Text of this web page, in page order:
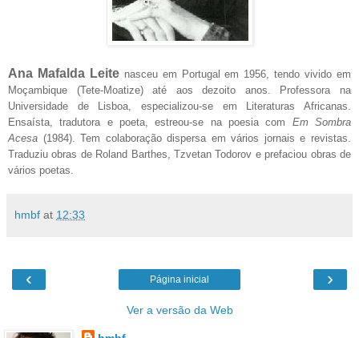
Ana Mafalda Leite nasceu em Portugal em 1956, tendo vivido em
Moçambique (Tete-Moatize) até aos dezoito anos. Professora na
Universidade de Lisboa, especializou-se em Literaturas Africanas.
Ensaísta, tradutora e poeta, estreou-se na poesia com Em Sombra
Acesa (1984). Tem colaboração dispersa em vários jornais e revistas.
Traduziu obras de Roland Barthes, Tzvetan Todorov e prefaciou obras de
vários poetas.
hmbf at 12:33
‹ ›
Página inicial
Ver a versão da Web